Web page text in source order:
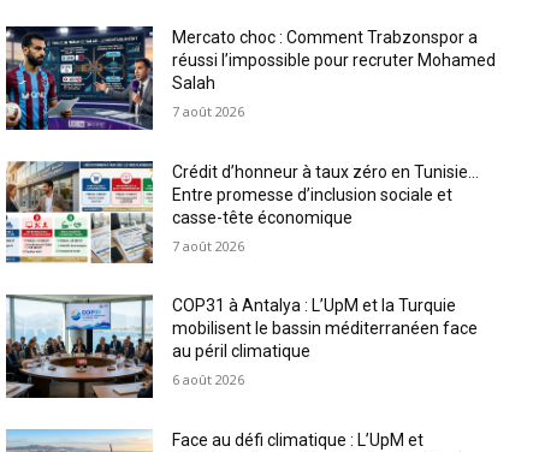
Mercato choc : Comment Trabzonspor a
réussi l’impossible pour recruter Mohamed
Salah
7 août 2026
Crédit d’honneur à taux zéro en Tunisie…
Entre promesse d’inclusion sociale et
casse-tête économique
7 août 2026
COP31 à Antalya : L’UpM et la Turquie
mobilisent le bassin méditerranéen face
au péril climatique
6 août 2026
Face au défi climatique : L’UpM et